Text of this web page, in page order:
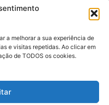
a melhorar a sua experiência de
e visitas repetidas. Ao clicar em
de TODOS os cookies.